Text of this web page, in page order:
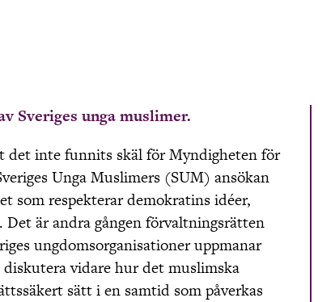
Sveriges unga muslimer.
det inte funnits skäl för Myndigheten för
Unga Muslimers (SUM) ansökan
som respekterar demokratins idéer,
är andra gången förvaltningsrätten
ungdomsorganisationer uppmanar
vidare hur det muslimska
sätt i en samtid som påverkas